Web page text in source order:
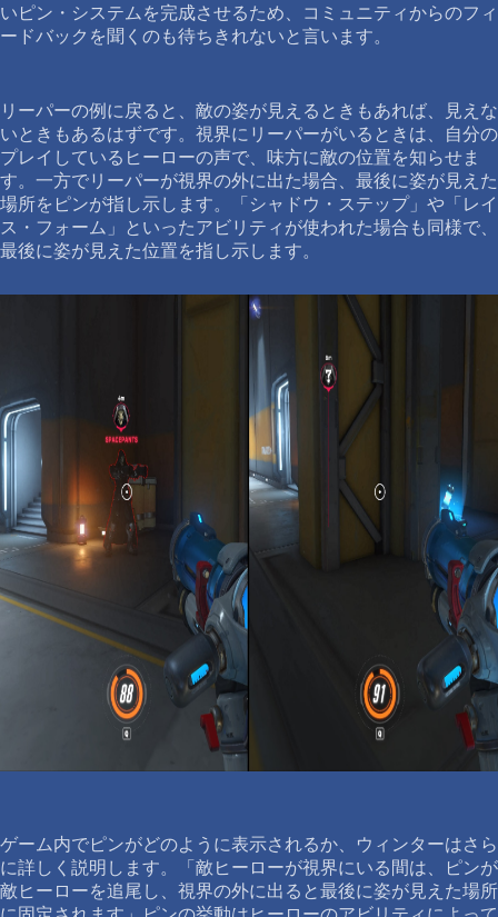
いピン・システムを完成させるため、コミュニティからのフィ
ードバックを聞くのも待ちきれないと言います。
リーパーの例に戻ると、敵の姿が見えるときもあれば、見えな
いときもあるはずです。視界にリーパーがいるときは、自分の
プレイしているヒーローの声で、味方に敵の位置を知らせま
す。一方でリーパーが視界の外に出た場合、最後に姿が見えた
場所をピンが指し示します。「シャドウ・ステップ」や「レイ
ス・フォーム」といったアビリティが使われた場合も同様で、
最後に姿が見えた位置を指し示します。
ゲーム内でピンがどのように表示されるか、ウィンターはさら
に詳しく説明します。「敵ヒーローが視界にいる間は、ピンが
敵ヒーローを追尾し、視界の外に出ると最後に姿が見えた場所